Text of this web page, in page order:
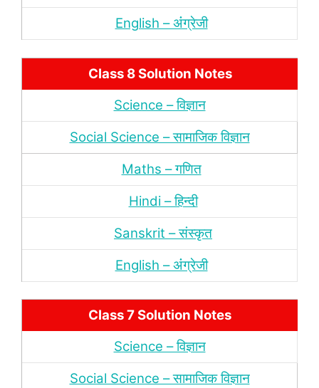
English – अंंग्रेजी
Class 8 Solution Notes
Science – विज्ञान
Social Science – सामाजिक विज्ञान
Maths – गणित
Hindi – हिन्‍दी
Sanskrit – संस्‍कृत
English – अंंग्रेजी
Class 7 Solution Notes
Science – विज्ञान
Social Science – सामाजिक विज्ञान